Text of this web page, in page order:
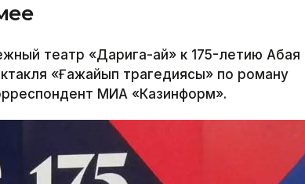
театр «Дарига-ай» к 175-летию Абая
«Ғажайып трагедиясы» по роману
МИА «Казинформ».